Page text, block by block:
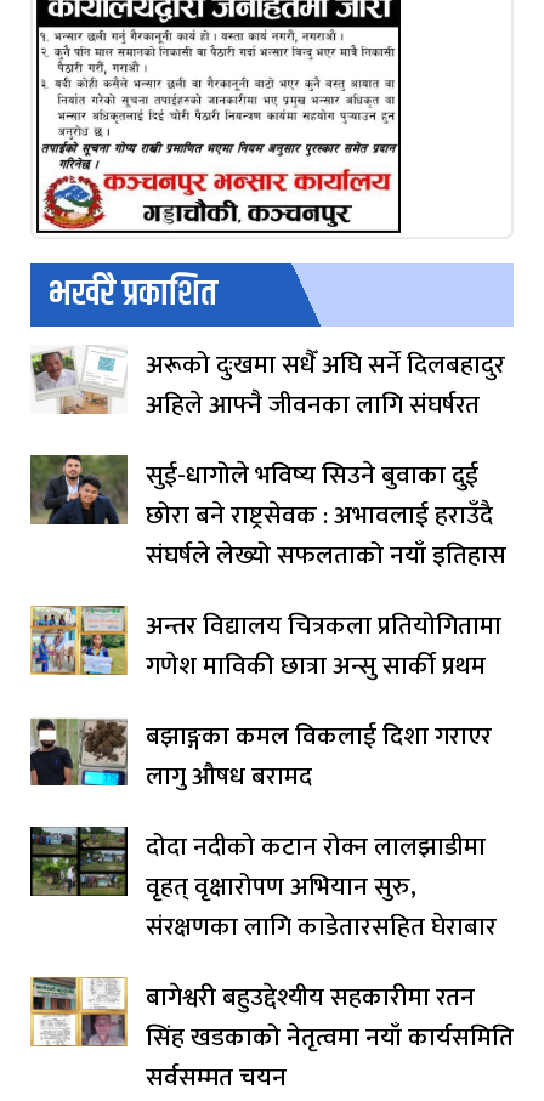
भर्खरै प्रकाशित
अरूको दुःखमा सधैँ अघि सर्ने दिलबहादुर
अहिले आफ्नै जीवनका लागि संघर्षरत
सुई-धागोले भविष्य सिउने बुवाका दुई
छोरा बने राष्ट्रसेवक : अभावलाई हराउँदै
संघर्षले लेख्यो सफलताको नयाँ इतिहास
अन्तर विद्यालय चित्रकला प्रतियोगितामा
गणेश माविकी छात्रा अन्सु सार्की प्रथम
बझाङ्गका कमल विकलाई दिशा गराएर
लागु औषध बरामद
दोदा नदीको कटान रोक्न लालझाडीमा
वृहत् वृक्षारोपण अभियान सुरु,
संरक्षणका लागि काडेतारसहित घेराबार
बागेश्वरी बहुउद्देश्यीय सहकारीमा रतन
सिंह खडकाको नेतृत्वमा नयाँ कार्यसमिति
सर्वसम्मत चयन